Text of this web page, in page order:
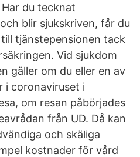
du tecknat
blir sjukskriven, får du
tjänstepensionen tack
Vid sjukdom
gäller om du eller en av
i coronaviruset i
om resan påbörjades
från UD. Då kan
och skäliga
kostnader för vård